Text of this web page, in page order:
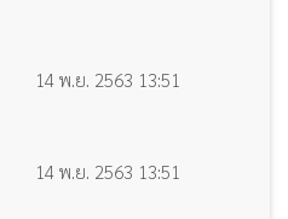
14 พ.ย. 2563 13:51
14 พ.ย. 2563 13:51